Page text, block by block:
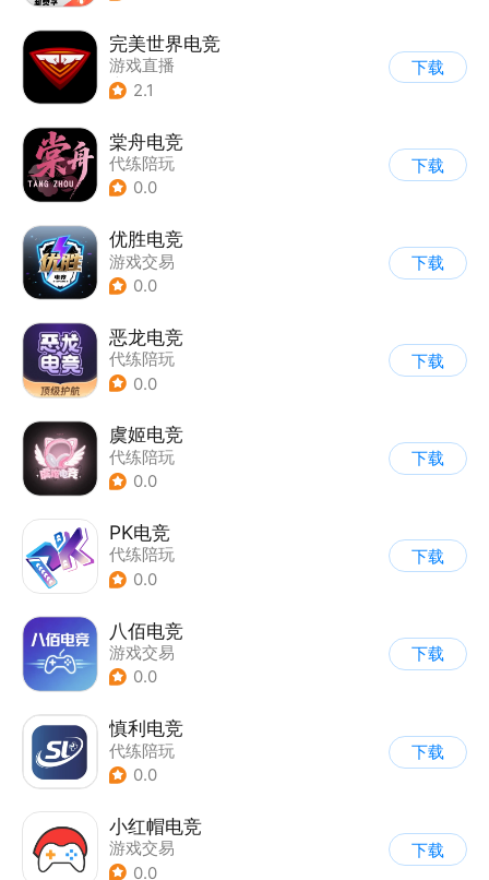
完美世界电竞
游戏直播
| 综合社区/论坛
2.1
下载
棠舟电竞
代练陪玩
0.0
下载
优胜电竞
游戏交易
0.0
下载
恶龙电竞
代练陪玩
0.0
下载
虞姬电竞
代练陪玩
0.0
下载
PK电竞
代练陪玩
0.0
下载
八佰电竞
游戏交易
0.0
下载
慎利电竞
代练陪玩
0.0
下载
小红帽电竞
游戏交易
0.0
下载